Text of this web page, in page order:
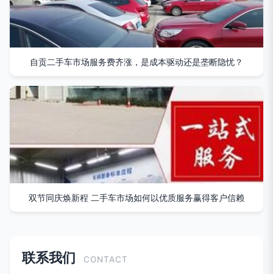
自贡二手车市场服务费齐涨，是成本驱动还是垄断隐忧？
双节同庆焕新程 二手车市场如何以优质服务赢得客户信赖
联系我们 CONTACT